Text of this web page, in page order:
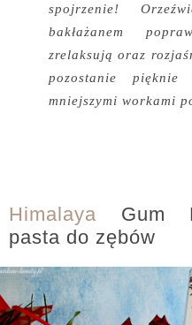
spojrzenie!
bakłażanem
zrelaksują oraz
pozostanie pięknie
mniejszymi workami
Himalaya Gum
pasta do zębów